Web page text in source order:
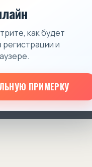
как будет
и
ПРИМЕРКУ